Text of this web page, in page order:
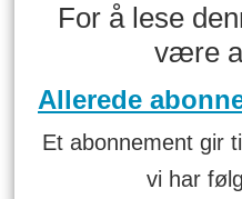
For å lese
være
Allerede
Et abonnement gir
vi har